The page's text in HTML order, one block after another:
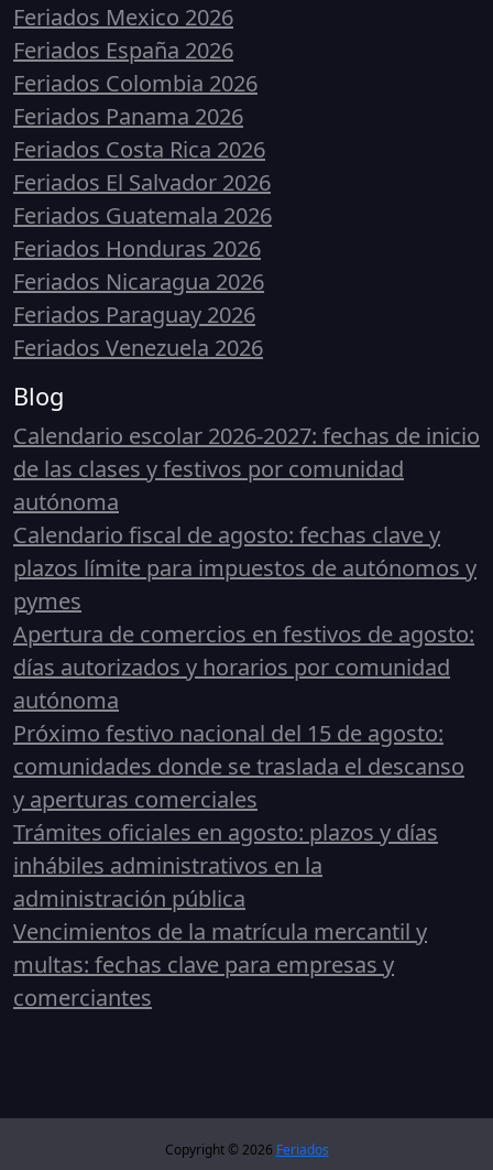
Feriados Mexico 2026
Feriados España 2026
Feriados Colombia 2026
Feriados Panama 2026
Feriados Costa Rica 2026
Feriados El Salvador 2026
Feriados Guatemala 2026
Feriados Honduras 2026
Feriados Nicaragua 2026
Feriados Paraguay 2026
Feriados Venezuela 2026
Blog
Calendario escolar 2026-2027: fechas de inicio
de las clases y festivos por comunidad
autónoma
Calendario fiscal de agosto: fechas clave y
plazos límite para impuestos de autónomos y
pymes
Apertura de comercios en festivos de agosto:
días autorizados y horarios por comunidad
autónoma
Próximo festivo nacional del 15 de agosto:
comunidades donde se traslada el descanso
y aperturas comerciales
Trámites oficiales en agosto: plazos y días
inhábiles administrativos en la
administración pública
Vencimientos de la matrícula mercantil y
multas: fechas clave para empresas y
comerciantes
Copyright © 2026 Feriados